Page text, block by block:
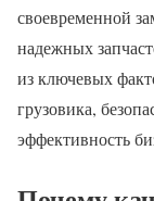
своевременной
надежных
из ключевых
грузовика,
эффективность